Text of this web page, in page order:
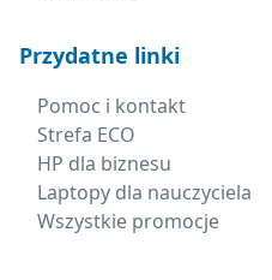
Przydatne linki
Pomoc i kontakt
Strefa ECO
HP dla biznesu
Laptopy dla nauczyciela
Wszystkie promocje